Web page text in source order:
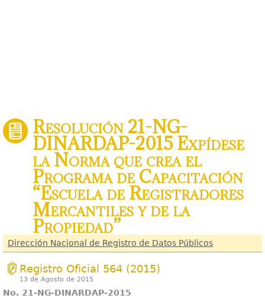
Resolución 21-NG-
DINARDAP-2015 Expídese
la Norma que crea el
Programa de Capacitación
“Escuela de Registradores
Mercantiles y de la
Propiedad”
Dirección Nacional de Registro de Datos Públicos
Registro Oficial 564 (2015)
13 de Agosto de 2015
No. 21-NG-DINARDAP-2015